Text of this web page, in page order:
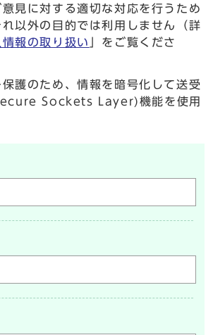
見に対する適切な対応を行うため
以外の目的では利用しません（詳
報の取り扱い
」をご覧くださ
護のため、情報を暗号化して送受
Sockets Layer)機能を使用